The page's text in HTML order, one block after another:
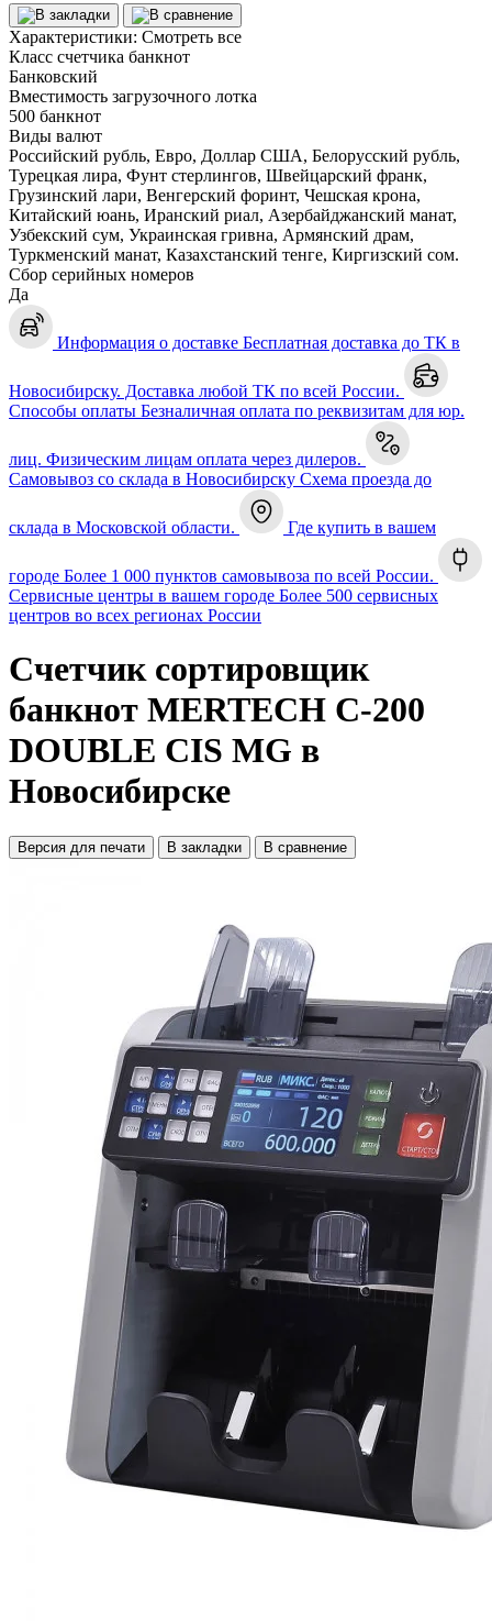
Характеристики: Смотреть все
Класс счетчика банкнот
Банковский
Вместимость загрузочного лотка
500 банкнот
Виды валют
Российский рубль, Евро, Доллар США, Белорусский рубль,
Турецкая лира, Фунт стерлингов, Швейцарский франк,
Грузинский лари, Венгерский форинт, Чешская крона,
Китайский юань, Иранский риал, Азербайджанский манат,
Узбекский сум, Украинская гривна, Армянский драм,
Туркменский манат, Казахстанский тенге, Киргизский сом.
Сбор серийных номеров
Да
Информация о доставке Бесплатная доставка до ТК в
Новосибирску. Доставка любой ТК по всей России.
Способы оплаты Безналичная оплата по реквизитам для юр.
лиц. Физическим лицам оплата через дилеров.
Самовывоз со склада в Новосибирску Схема проезда до
склада в Московской области. Где купить в вашем
городе Более 1 000 пунктов самовывоза по всей России.
Сервисные центры в вашем городе Более 500 сервисных
центров во всех регионах России
Счетчик сортировщик
банкнот MERTECH C-200
DOUBLE CIS MG в
Новосибирске
Версия для печати В закладки В сравнение